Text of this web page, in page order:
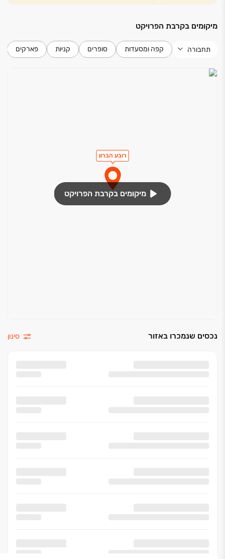
מיקומים בקרבת הפרויקט
תחבורה קפה ומסעדות סופרים קניות פארקים
רובע הברון
מיקומים בקרבת הפרויקט
נכסים שנמכרו באזור סינון